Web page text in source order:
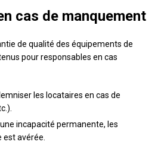
cas de manquement
de qualité des équipements de
pour responsables en cas
les locataires en cas de
incapacité permanente, les
avérée.